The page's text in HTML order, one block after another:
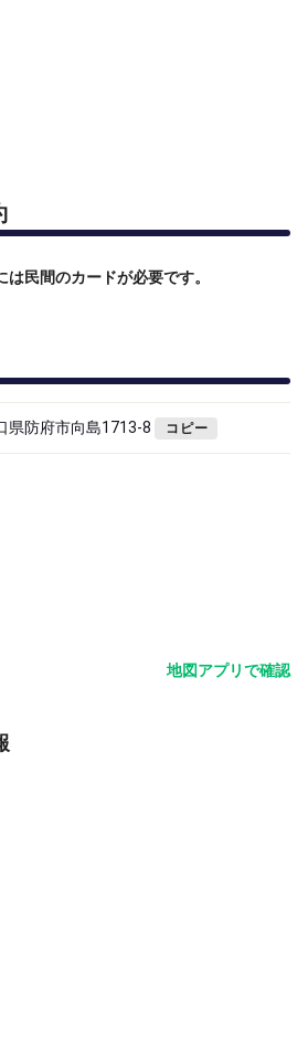
は民間のカードが必要です。
県防府市向島1713-8 コピー
地図アプリで確認